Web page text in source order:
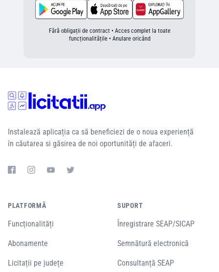
Fără obligații de contract • Acces complet la toate
funcționalitățile • Anulare oricând
Instalează aplicația ca să beneficiezi de o noua experiență
în căutarea si găsirea de noi oportunități de afaceri.
PLATFORMĂ
Funcționalități
Abonamente
Licitații pe județe
SUPORT
Înregistrare SEAP/SICAP
Semnătură electronică
Consultanță SEAP